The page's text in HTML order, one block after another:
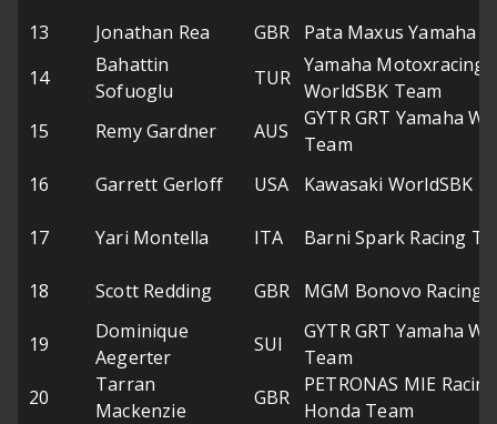
13
Jonathan Rea GBR
Pata Maxus Yamaha
14
Bahattin
Sofuoglu
TUR
Yamaha Motoxracing
WorldSBK Team
15
Remy Gardner AUS
GYTR GRT Yamaha
Team
16
Garrett Gerloff USA Kawasaki WorldSBK
17 Yari Montella ITA Barni Spark Racing
18 Scott Redding GBR MGM Bonovo Racing
19
Dominique
Aegerter
SUI
GYTR GRT Yamaha
Team
20
Tarran
Mackenzie
GBR
PETRONAS MIE Racing
Honda Team